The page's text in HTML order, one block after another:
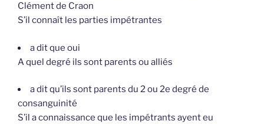
Clément de Craon
S’il connaît les parties impétrantes
a dit que oui
A quel degré ils sont parents ou alliés
a dit qu’ils sont parents du 2 ou 2e degré de
consanguinité
S’il a connaissance que les impétrants ayent eu